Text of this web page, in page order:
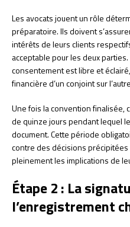
Les avocats jouent un rôle
préparatoire. Ils doivent
intérêts de leurs clients
acceptable pour les deux
consentement est libre et
financière d’un conjoint sur
Une fois la convention finalisée,
de quinze jours pendant lequel
document. Cette période
contre des décisions
pleinement les implications de
Étape 2 : La
l’enregistrement